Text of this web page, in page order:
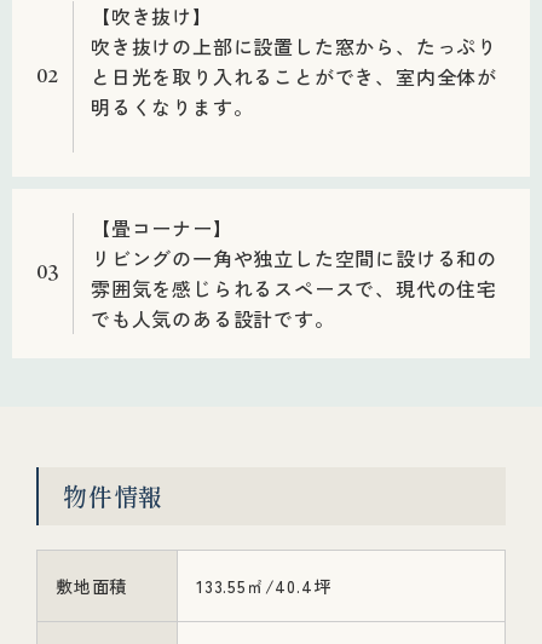
02
【吹き抜け】
吹き抜けの上部に設置した窓から、たっぷり
と日光を取り入れることができ、室内全体が
明るくなります。
03
【畳コーナー】
リビングの一角や独立した空間に設ける和の
雰囲気を感じられるスペースで、現代の住宅
でも人気のある設計です。
物件情報
敷地面積 133.55㎡/40.4坪